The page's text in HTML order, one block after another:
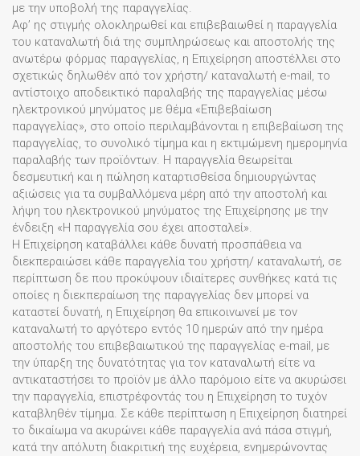
με την υποβολή της παραγγελίας.
Αφ’ ης στιγμής ολοκληρωθεί και επιβεβαιωθεί η παραγγελία
του καταναλωτή διά της συμπληρώσεως και αποστολής της
ανωτέρω φόρμας παραγγελίας, η Επιχείρηση αποστέλλει στο
σχετικώς δηλωθέν από τον χρήστη/ καταναλωτή e-mail, το
αντίστοιχο αποδεικτικό παραλαβής της παραγγελίας μέσω
ηλεκτρονικού μηνύματος με θέμα «Επιβεβαίωση
παραγγελίας», στο οποίο περιλαμβάνονται η επιβεβαίωση της
παραγγελίας, το συνολικό τίμημα και η εκτιμώμενη ημερομηνία
παραλαβής των προϊόντων. Η παραγγελία θεωρείται
δεσμευτική και η πώληση καταρτισθείσα δημιουργώντας
αξιώσεις για τα συμβαλλόμενα μέρη από την αποστολή και
λήψη του ηλεκτρονικού μηνύματος της Επιχείρησης με την
ένδειξη «Η παραγγελία σου έχει αποσταλεί».
Η Επιχείρηση καταβάλλει κάθε δυνατή προσπάθεια να
διεκπεραιώσει κάθε παραγγελία του χρήστη/ καταναλωτή, σε
περίπτωση δε που προκύψουν ιδιαίτερες συνθήκες κατά τις
οποίες η διεκπεραίωση της παραγγελίας δεν μπορεί να
καταστεί δυνατή, η Επιχείρηση θα επικοινωνεί με τον
καταναλωτή το αργότερο εντός 10 ημερών από την ημέρα
αποστολής του επιβεβαιωτικού της παραγγελίας e-mail, με
την ύπαρξη της δυνατότητας για τον καταναλωτή είτε να
αντικαταστήσει το προϊόν με άλλο παρόμοιο είτε να ακυρώσει
την παραγγελία, επιστρέφοντάς του η Επιχείρηση το τυχόν
καταβληθέν τίμημα. Σε κάθε περίπτωση η Επιχείρηση διατηρεί
το δικαίωμα να ακυρώνει κάθε παραγγελία ανά πάσα στιγμή,
κατά την απόλυτη διακριτική της ευχέρεια, ενημερώνοντας